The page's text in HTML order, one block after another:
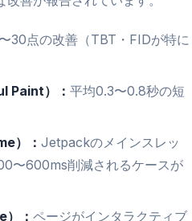
30点の改善（TBT・FIDが特に
Paint）： 平均0.3〜0.8秒の短
）： Jetpackのメインスレッ
〜600ms削減されるケースが
： ページがインタラクティブ